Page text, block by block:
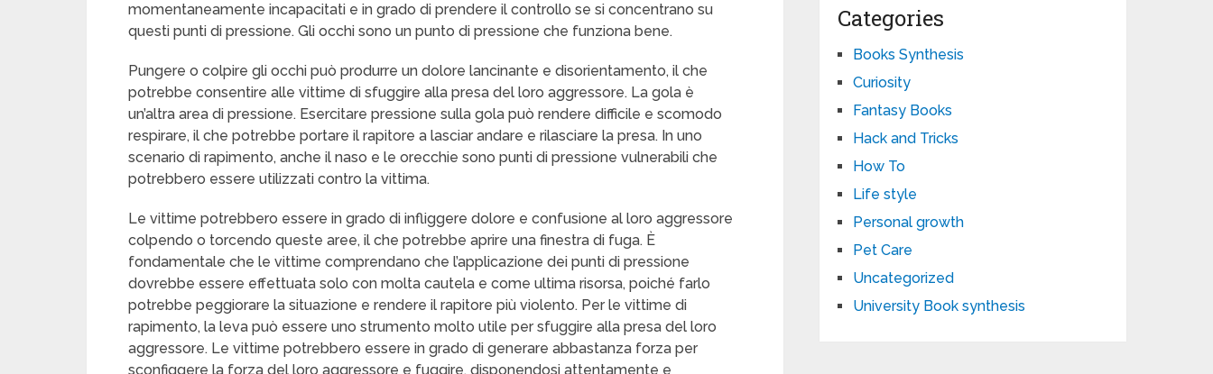
momentaneamente incapacitati e in grado di prendere il controllo se si concentrano su
questi punti di pressione. Gli occhi sono un punto di pressione che funziona bene.
Pungere o colpire gli occhi può produrre un dolore lancinante e disorientamento, il che
potrebbe consentire alle vittime di sfuggire alla presa del loro aggressore. La gola è
un’altra area di pressione. Esercitare pressione sulla gola può rendere difficile e scomodo
respirare, il che potrebbe portare il rapitore a lasciar andare e rilasciare la presa. In uno
scenario di rapimento, anche il naso e le orecchie sono punti di pressione vulnerabili che
potrebbero essere utilizzati contro la vittima.
Le vittime potrebbero essere in grado di infliggere dolore e confusione al loro aggressore
colpendo o torcendo queste aree, il che potrebbe aprire una finestra di fuga. È
fondamentale che le vittime comprendano che l’applicazione dei punti di pressione
dovrebbe essere effettuata solo con molta cautela e come ultima risorsa, poiché farlo
potrebbe peggiorare la situazione e rendere il rapitore più violento. Per le vittime di
rapimento, la leva può essere uno strumento molto utile per sfuggire alla presa del loro
aggressore. Le vittime potrebbero essere in grado di generare abbastanza forza per
sconfiggere la forza del loro aggressore e fuggire, disponendosi attentamente e
Categories
Books Synthesis
Curiosity
Fantasy Books
Hack and Tricks
How To
Life style
Personal growth
Pet Care
Uncategorized
University Book synthesis